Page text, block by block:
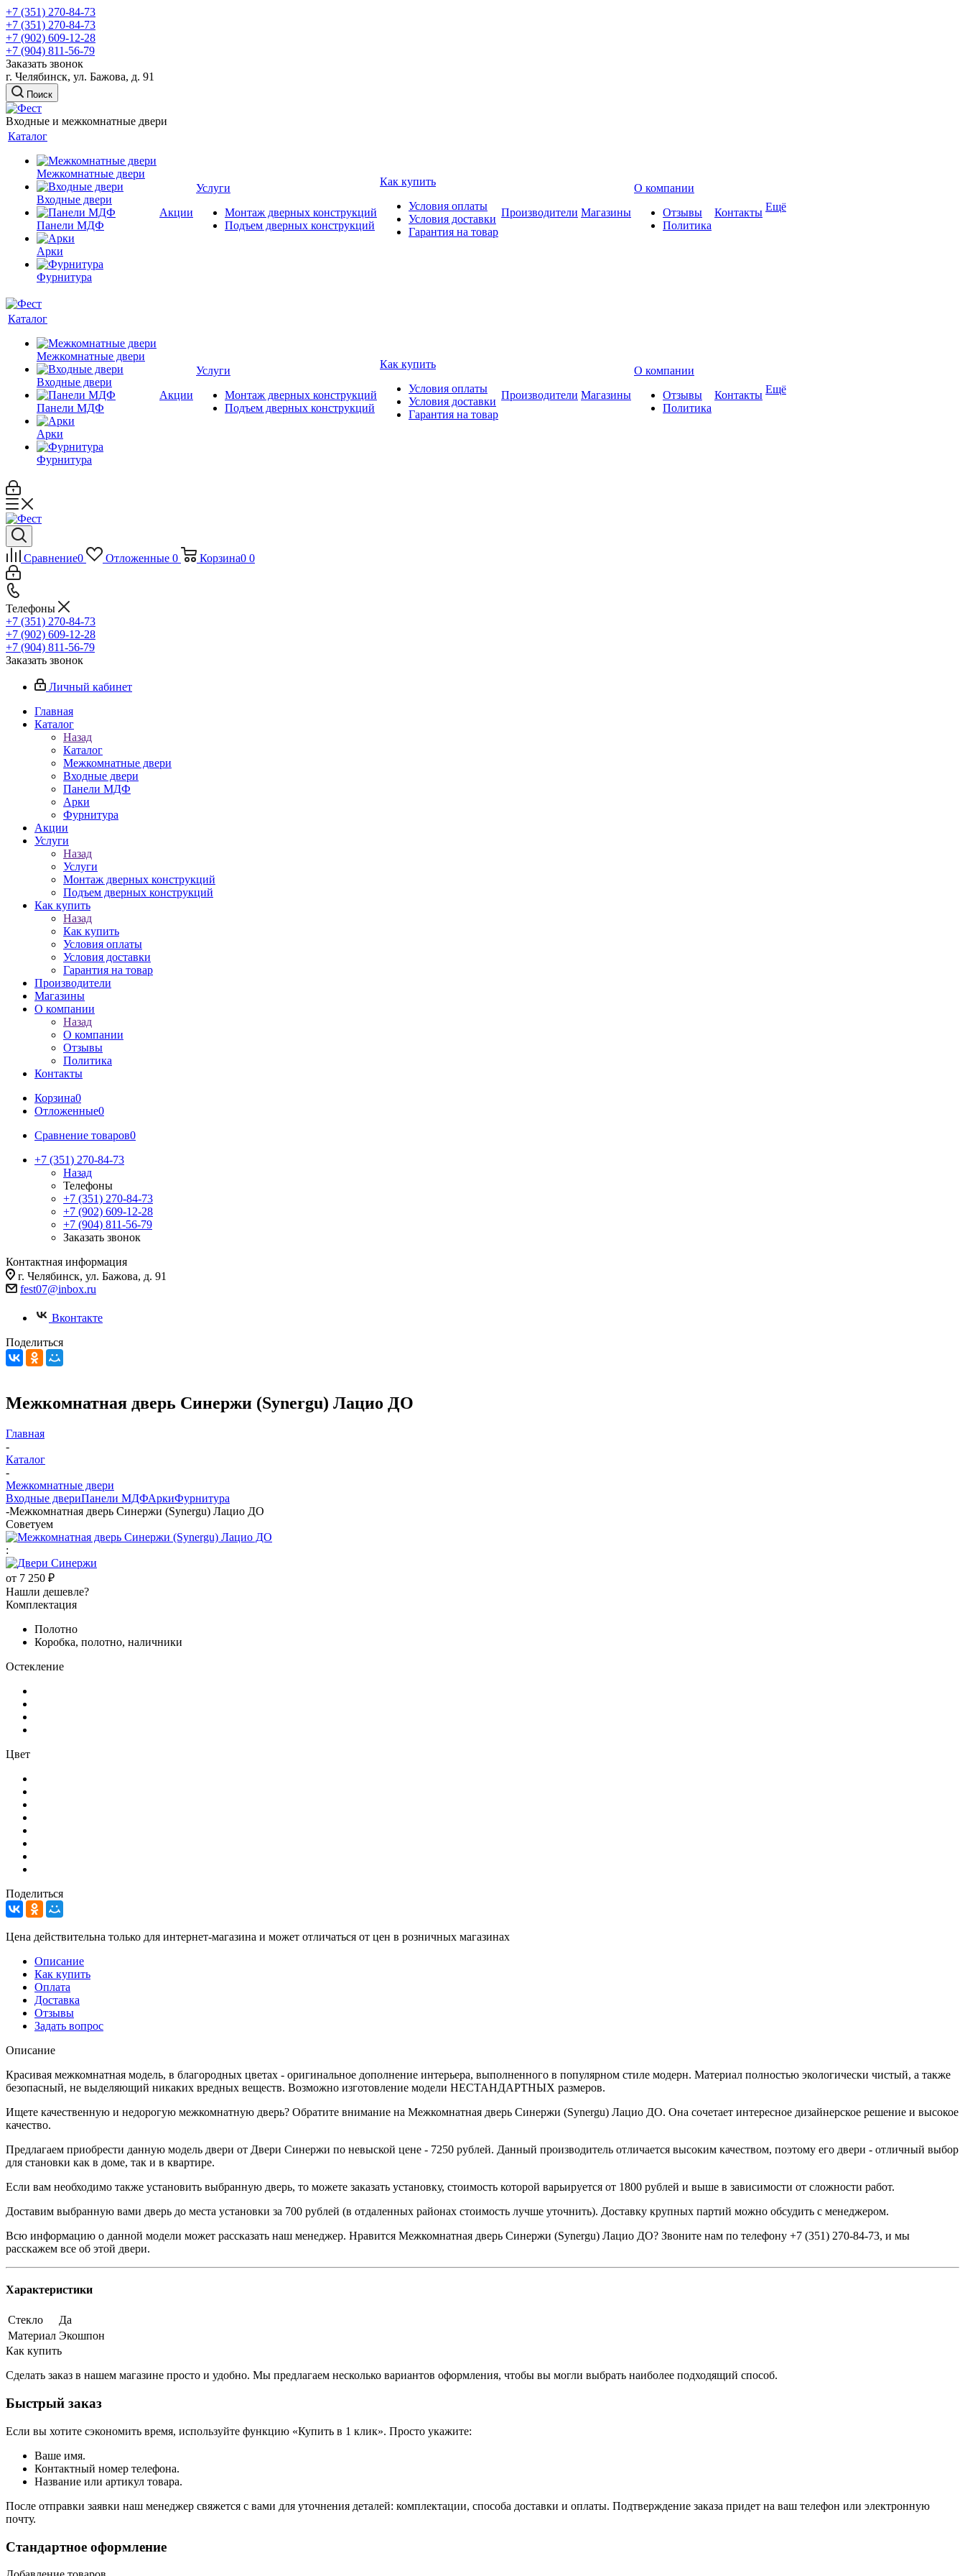
+7 (351) 270-84-73
+7 (351) 270-84-73
+7 (902) 609-12-28
+7 (904) 811-56-79
Заказать звонок
г. Челябинск, ул. Бажова, д. 91
Поиск
Входные и межкомнатные двери
Каталог
Межкомнатные двери
Входные двери
Панели МДФ
Арки
Фурнитура
Акции
Услуги
Монтаж дверных конструкций
Подъем дверных конструкций
Как купить
Условия оплаты
Условия доставки
Гарантия на товар
Производители Магазины
О компании
Отзывы
Политика
Контакты Ещё
Каталог
Межкомнатные двери
Входные двери
Панели МДФ
Арки
Фурнитура
Акции
Услуги
Монтаж дверных конструкций
Подъем дверных конструкций
Как купить
Условия оплаты
Условия доставки
Гарантия на товар
Производители Магазины
О компании
Отзывы
Политика
Контакты Ещё
Сравнение0 Отложенные 0 Корзина0 0
Телефоны
+7 (351) 270-84-73
+7 (902) 609-12-28
+7 (904) 811-56-79
Заказать звонок
Личный кабинет
Главная
Каталог
Назад
Каталог
Межкомнатные двери
Входные двери
Панели МДФ
Арки
Фурнитура
Акции
Услуги
Назад
Услуги
Монтаж дверных конструкций
Подъем дверных конструкций
Как купить
Назад
Как купить
Условия оплаты
Условия доставки
Гарантия на товар
Производители
Магазины
О компании
Назад
О компании
Отзывы
Политика
Контакты
Корзина0
Отложенные0
Сравнение товаров0
+7 (351) 270-84-73
Назад
Телефоны
+7 (351) 270-84-73
+7 (902) 609-12-28
+7 (904) 811-56-79
Заказать звонок
Контактная информация
г. Челябинск, ул. Бажова, д. 91
fest07@inbox.ru
Вконтакте
Поделиться
Межкомнатная дверь Синержи (Synergu) Лацио ДО
Главная
-
Каталог
-
Межкомнатные двери
Входные двериПанели МДФАркиФурнитура
-Межкомнатная дверь Синержи (Synergu) Лацио ДО
Советуем
:
от 7 250 ₽
Нашли дешевле?
Комплектация
Полотно
Коробка, полотно, наличники
Остекление
Цвет
Поделиться
Цена действительна только для интернет-магазина и может отличаться от цен в розничных магазинах
Описание
Как купить
Оплата
Доставка
Отзывы
Задать вопрос
Описание
Красивая межкомнатная модель, в благородных цветах - оригинальное дополнение интерьера, выполненного в популярном стиле модерн. Материал полностью экологически чистый, а также
безопасный, не выделяющий никаких вредных веществ. Возможно изготовление модели НЕСТАНДАРТНЫХ размеров.
Ищете качественную и недорогую межкомнатную дверь? Обратите внимание на Межкомнатная дверь Синержи (Synergu) Лацио ДО. Она сочетает интересное дизайнерское решение и высокое
качество.
Предлагаем приобрести данную модель двери от Двери Синержи по невыской цене - 7250 рублей. Данный производитель отличается высоким качеством, поэтому его двери - отличный выбор
для становки как в доме, так и в квартире.
Если вам необходимо также установить выбранную дверь, то можете заказать установку, стоимость которой варьируется от 1800 рублей и выше в зависимости от сложности работ.
Доставим выбранную вами дверь до места установки за 700 рублей (в отдаленных районах стоимость лучше уточнить). Доставку крупных партий можно обсудить с менеджером.
Всю информацию о данной модели может рассказать наш менеджер. Нравится Межкомнатная дверь Синержи (Synergu) Лацио ДО? Звоните нам по телефону +7 (351) 270-84-73, и мы
расскажем все об этой двери.
Характеристики
Стекло
Да
Материал Экошпон
Как купить
Сделать заказ в нашем магазине просто и удобно. Мы предлагаем несколько вариантов оформления, чтобы вы могли выбрать наиболее подходящий способ.
Быстрый заказ
Если вы хотите сэкономить время, используйте функцию «Купить в 1 клик». Просто укажите:
Ваше имя.
Контактный номер телефона.
Название или артикул товара.
После отправки заявки наш менеджер свяжется с вами для уточнения деталей: комплектации, способа доставки и оплаты. Подтверждение заказа придет на ваш телефон или электронную
почту.
Стандартное оформление